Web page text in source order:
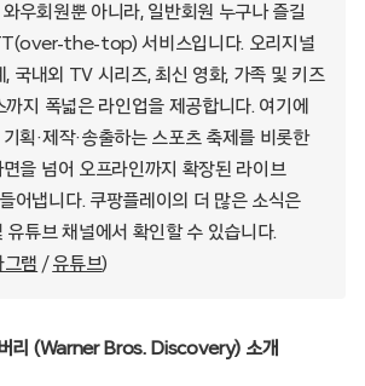
우회원뿐 아니라, 일반회원 누구나 즐길
the-top) 서비스입니다. 오리지널
, 국내외 TV 시리즈, 최신 영화, 가족 및 키즈
지 폭넓은 라인업을 제공합니다. 여기에
획·제작·송출하는 스포츠 축제를 비롯한
을 넘어 오프라인까지 확장된 라이브
어냅니다. 쿠팡플레이의 더 많은 소식은
유튜브 채널에서 확인할 수 있습니다.
그램 /유튜브)
리 (Warner Bros. Discovery) 소개